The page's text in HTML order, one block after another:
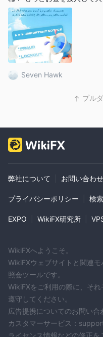
口座開設方法
Lucky Ant Tradingとの口座
単に完了することができます：
Lucky Ant Tradingのウェブサ
Tradingのウェブサイト（
口座開設オプションを見つけ
により、口座開設プロセスが
番号などの個人情報が通常
するために、何らかの身分証
口座に資金を入金（実際の口
合、取引を開始するために
があります。Lucky Antでは
MetaTrader 5をダウンロー
ーターまたはモバイルデバ
アカウントにログイン：
デモ口座の場合は申込プロ
報を使用してMetaTrader 5
Tradingアカウントにアクセ
レバレッジ
Lucky Ant Tradingは、外国
数CFDなど、いくつかの製
Seven Hawk
プル
弊社について お問い合わせ
プライバシーポリシー 検
EXPO WikiFX研究所
WikiFXへようこそ。
WikiFXウェブサイトと関連
照会ツールです。
WikiFXをご利用の際に、そ
遵守してください。
広告提携についてのお問い
カスタマーサービス：
ライセンス情報などの修正